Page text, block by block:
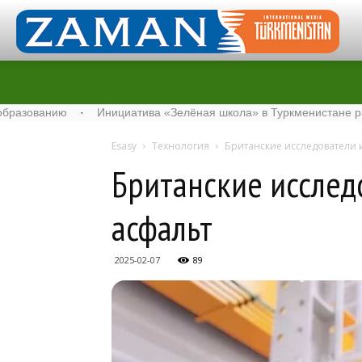
· Инициатива «Зелёная школа» в Туркменистане расширяет
Esasy Технология Британские
Британские
асфальт
2025-02-07 89